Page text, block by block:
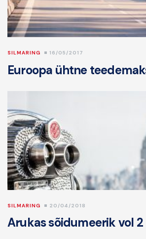
Euroopa ühtne
SILMARING 16/05/2017
Arukas sõidumeerik vol 2
SILMARING 20/04/2018